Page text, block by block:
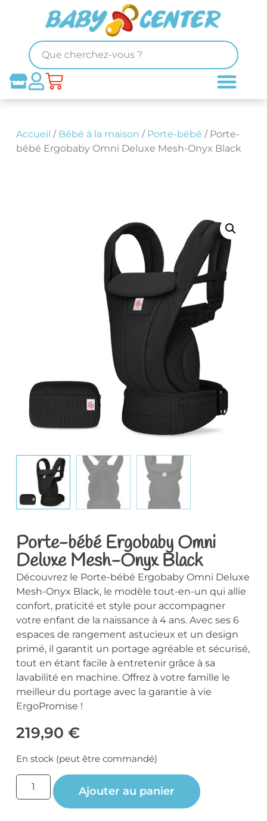
Accueil / Bébé à la maison / Porte-bébé / Porte-
bébé Ergobaby Omni Deluxe Mesh-Onyx Black
Porte-bébé Ergobaby Omni
Deluxe Mesh-Onyx Black
Découvrez le Porte-bébé Ergobaby Omni Deluxe
Mesh-Onyx Black, le modèle tout-en-un qui allie
confort, praticité et style pour accompagner
votre enfant de la naissance à 4 ans. Avec ses 6
espaces de rangement astucieux et un design
primé, il garantit un portage agréable et sécurisé,
tout en étant facile à entretenir grâce à sa
lavabilité en machine. Offrez à votre famille le
meilleur du portage avec la garantie à vie
ErgoPromise !
219,90 €
En stock (peut être commandé)
Ajouter au panier